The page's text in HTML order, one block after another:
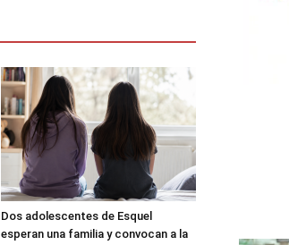
Dos adolescentes de Esquel
esperan una familia y convocan a la